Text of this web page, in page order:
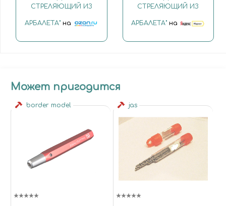
СТРЕЛЯЮЩИЙ ИЗ
АРБАЛЕТА"на
СТРЕЛЯЮЩИЙ ИЗ
АРБАЛЕТА" на
Может пригодится
border model jas